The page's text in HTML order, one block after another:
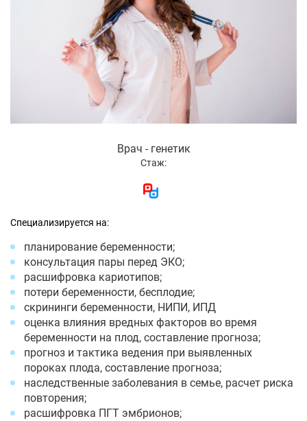
Врач - генетик
Стаж:
Специализируется на:
планирование беременности;
консультация пары перед ЭКО;
расшифровка кариотипов;
потери беременности, бесплодие;
скрининги беременности, НИПИ, ИПД
оценка влияния вредных факторов во время
беременности на плод, составление прогноза;
прогноз и тактика ведения при выявленных
пороках плода, составление прогноза;
наследственные заболевания в семье, расчет риска
повторения;
расшифровка ПГТ эмбрионов;